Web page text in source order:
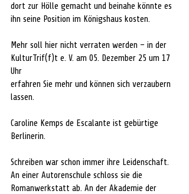
dort zur Hölle gemacht und beinahe könnte es
ihn seine Position im Königshaus kosten.
Mehr soll hier nicht verraten werden – in der
KulturTrif(f)t e. V. am 05. Dezember 25 um 17
Uhr
erfahren Sie mehr und können sich verzaubern
lassen.
Caroline Kemps de Escalante ist gebürtige
Berlinerin.
Schreiben war schon immer ihre Leidenschaft.
An einer Autorenschule schloss sie die
Romanwerkstatt ab. An der Akademie der